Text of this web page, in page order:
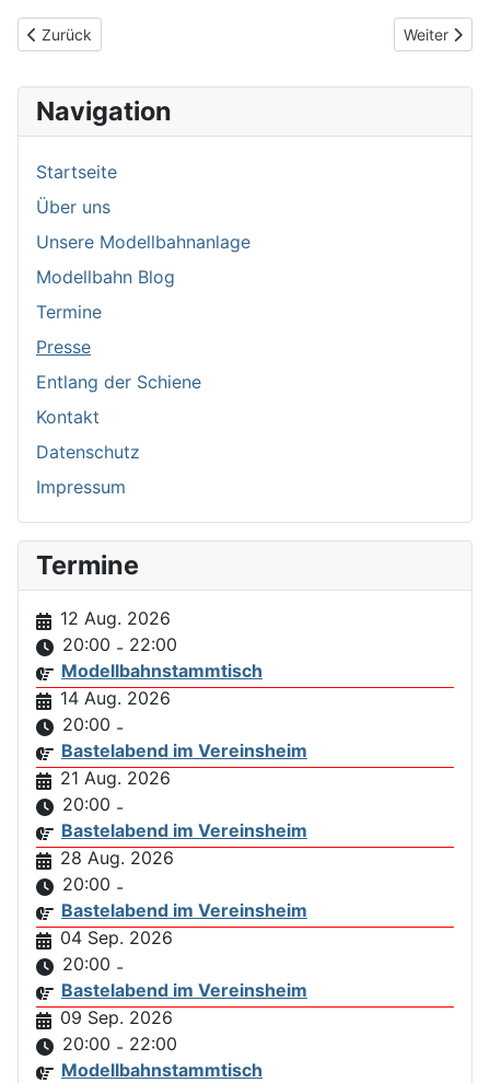
Vorheriger Beitrag: Interessante Eisenbahn Podcasts
Zurück Nächster
Weiter
Navigation
Startseite
Über uns
Unsere Modellbahnanlage
Modellbahn Blog
Termine
Presse
Entlang der Schiene
Kontakt
Datenschutz
Impressum
Termine
12 Aug. 2026
20:00 - 22:00
Modellbahnstammtisch
14 Aug. 2026
20:00 -
Bastelabend im Vereinsheim
21 Aug. 2026
20:00 -
Bastelabend im Vereinsheim
28 Aug. 2026
20:00 -
Bastelabend im Vereinsheim
04 Sep. 2026
20:00 -
Bastelabend im Vereinsheim
09 Sep. 2026
20:00 - 22:00
Modellbahnstammtisch